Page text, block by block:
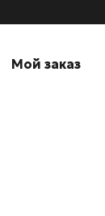
Мой заказ